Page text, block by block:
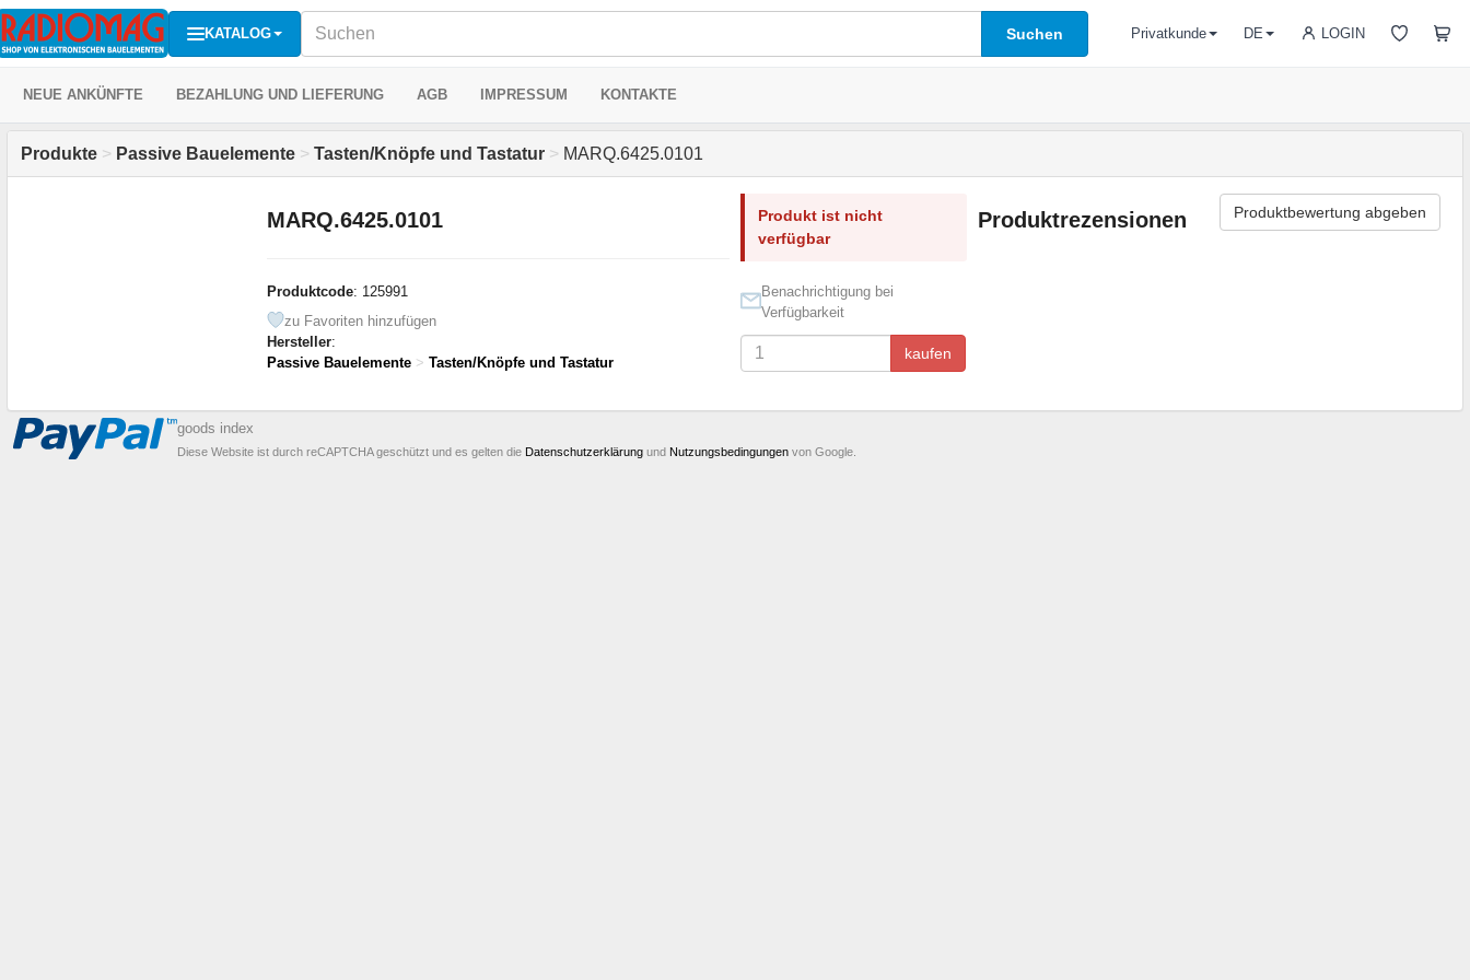
KATALOG Suchen LOGIN
Privatkunde DE
NEUE ANKÜNFTE BEZAHLUNG UND LIEFERUNG AGB IMPRESSUM KONTAKTE
Produkte > Passive Bauelemente > Tasten/Knöpfe und Tastatur > MARQ.6425.0101
MARQ.6425.0101
Produktcode: 125991
zu Favoriten hinzufügen
Hersteller:
Passive Bauelemente > Tasten/Knöpfe und Tastatur
Produkt ist nicht
verfügbar
Benachrichtigung bei
Verfügbarkeit
kaufen
Produktrezensionen Produktbewertung abgeben
goods index
Diese Website ist durch reCAPTCHA geschützt und es gelten die Datenschutzerklärung und Nutzungsbedingungen von Google.